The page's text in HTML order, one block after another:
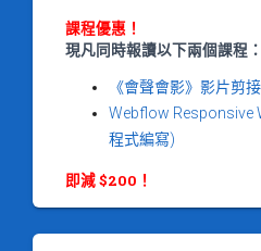
課程優惠！
現凡同時報讀以下兩個課程：
《會聲會影》影片剪
Webflow Responsive
程式編寫)
即減 $200！